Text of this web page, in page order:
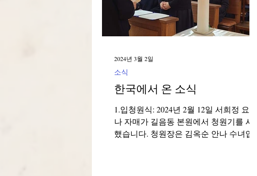
한국에서 온 소식
1.입청원식: 2024년 2월 12일 서희정 요안
나 자매가 길음동 본원에서 청원기를 시작
했습니다. 청원장은 김옥순 안나 수녀입니
소식
2024년 3월 2일